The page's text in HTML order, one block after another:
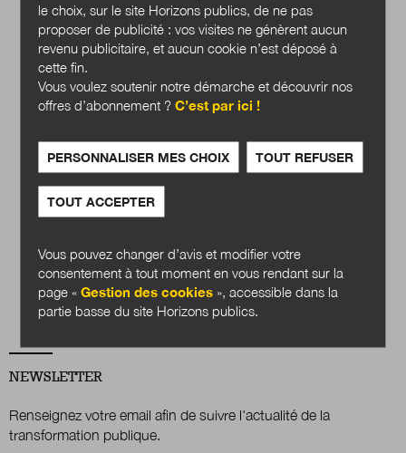
Quels services
Acheter
NEWSLETTER
Renseignez votre email afin de suivre l'actualité de la
transformation publique.
le choix, sur le site Horizons publics, de ne pas
proposer de publicité : vos visites ne génèrent aucun
revenu publicitaire, et aucun cookie n’est déposé à
cette fin.
Vous voulez soutenir notre démarche et découvrir nos
offres d’abonnement ?C’est par ici !
PERSONNALISER MES CHOIX TOUT REFUSER
TOUT ACCEPTER
Vous pouvez changer d’avis et modifier votre
consentement à tout moment en vous rendant sur la
page «Gestion des cookies », accessible dans la
partie basse du site Horizons publics.